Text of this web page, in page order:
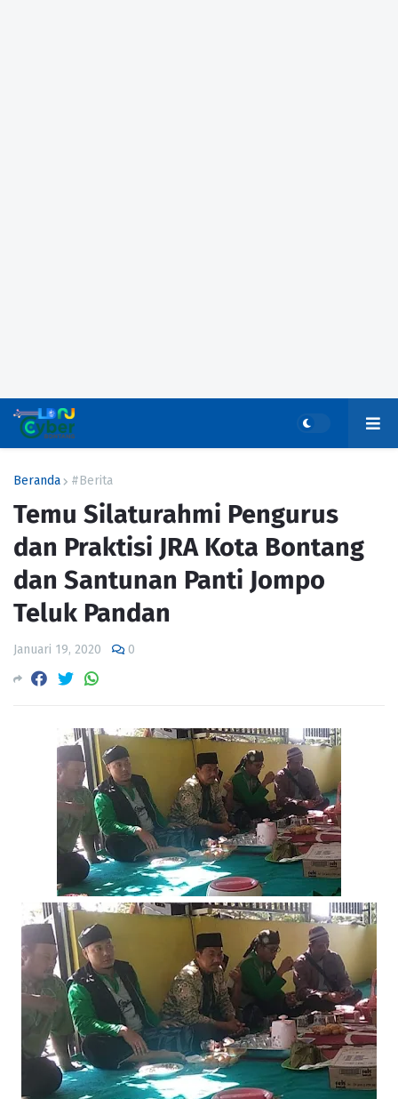
Beranda #Berita
Temu Silaturahmi Pengurus
dan Praktisi JRA Kota Bontang
dan Santunan Panti Jompo
Teluk Pandan
Januari 19, 2020 0